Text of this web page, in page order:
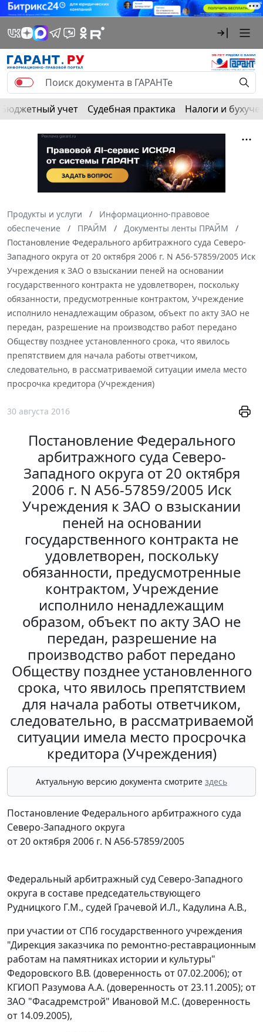
Бюджетный учет Судебная практика Налоги и
Продукты и услуги
Информационно-правовое
обеспечение
ПРАЙМ
Документы ленты ПРАЙМ
Постановление Федерального арбитражного суда Северо-
Западного округа от 20 октября 2006 г. N А56-57859/2005 Иск
Учреждения к ЗАО о взыскании пеней на основании
государственного контракта не удовлетворен, поскольку
обязанности, предусмотренные контрактом, Учреждение
исполнило ненадлежащим образом, объект по акту ЗАО не
передан, разрешение на производство работ передано
Обществу позднее установленного срока, что явилось
препятствием для начала работы ответчиком,
следовательно, в рассматриваемой ситуации имела место
просрочка кредитора (Учреждения)
30 августа 2016
Постановление Федерального
арбитражного суда Северо-
Западного округа от 20 октября
2006 г. N А56-57859/2005 Иск
Учреждения к ЗАО о взыскании
пеней на основании
государственного контракта не
удовлетворен, поскольку
обязанности, предусмотренные
контрактом, Учреждение
исполнило ненадлежащим
образом, объект по акту ЗАО не
передан, разрешение на
производство работ передано
Обществу позднее установленного
срока, что явилось препятствием
для начала работы ответчиком,
следовательно, в рассматриваемой
ситуации имела место просрочка
кредитора (Учреждения)
Актуальную версию документа смотрите здесь
Постановление Федерального арбитражного суда
Северо-Западного округа
от 20 октября 2006 г. N А56-57859/2005
Федеральный арбитражный суд Северо-Западного
округа в составе председательствующего
Рудницкого Г.М., судей Грачевой И.Л., Кадулина А.В.,
при участии от СПб государственного учреждения
"Дирекция заказчика по ремонтно-реставрационным
работам на памятниках истории и культуры"
Федоровского В.В. (доверенность от 07.02.2006); от
КГИОП Разумова А.А. (доверенность от 23.11.2005); от
ЗАО "Фасадремстрой" Ивановой М.С. (доверенность
от 14.09.2005),